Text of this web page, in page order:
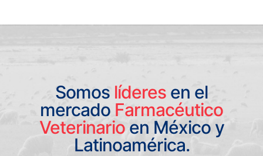
Somos líderes en el
mercado Farmacéutico
Veterinarioen México y
Latinoamérica.